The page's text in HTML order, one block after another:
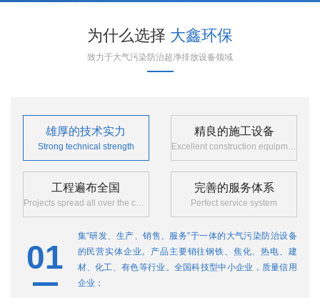
为什么选择 大鑫环保
致力于大气污染防治超净排放设备领域
雄厚的技术实力
Strong technical strength
精良的施工设备
Excellent construction equipment
工程遍布全国
Projects spread all over the country
完善的服务体系
Perfect service system
01
集“研发、生产、销售、服务”于一体的大气污染防治设备
的民营实体企业。产品主要销往钢铁、焦化、热电、建
材、化工、有色等行业。全国科技型中小企业，质量信用
企业；